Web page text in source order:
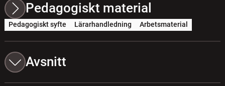
Pedagogiskt material
Pedagogiskt syfte Lärarhandledning Arbetsmaterial
Avsnitt